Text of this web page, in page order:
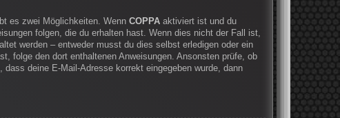
es zwei Möglichkeiten. Wenn COPPA aktiviert ist und du
folgen, die du erhalten hast. Wenn dies nicht der Fall ist,
werden – entweder musst du dies selbst erledigen oder ein
folge den dort enthaltenen Anweisungen. Ansonsten prüfe, ob
deine E-Mail-Adresse korrekt eingegeben wurde, dann